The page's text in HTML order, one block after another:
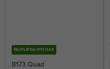
BEZPŁATNA WYSYŁKA
B173 Quad